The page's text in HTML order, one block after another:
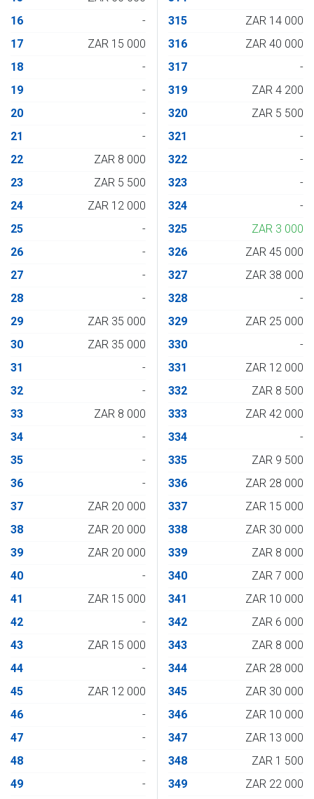
16
-
17
ZAR 15 000
18
-
19
-
20
-
21
-
22
ZAR 8 000
23
ZAR 5 500
24
ZAR 12 000
25
-
26
-
27
-
28
-
29
ZAR 35 000
30
ZAR 35 000
31
-
32
-
33
ZAR 8 000
34
-
35
-
36
-
37
ZAR 20 000
38
ZAR 20 000
39
ZAR 20 000
40
-
41
ZAR 15 000
42
-
43
ZAR 15 000
44
-
45
ZAR 12 000
46
-
47
-
48
-
49
-
315
ZAR 14 000
316
ZAR 40 000
317
-
319
ZAR 4 200
320
ZAR 5 500
321
-
322
-
323
-
324
-
325
ZAR 3 000
326
ZAR 45 000
327
ZAR 38 000
328
-
329
ZAR 25 000
330
-
331
ZAR 12 000
332
ZAR 8 500
333
ZAR 42 000
334
-
335
ZAR 9 500
336
ZAR 28 000
337
ZAR 15 000
338
ZAR 30 000
339
ZAR 8 000
340
ZAR 7 000
341
ZAR 10 000
342
ZAR 6 000
343
ZAR 8 000
344
ZAR 28 000
345
ZAR 30 000
346
ZAR 10 000
347
ZAR 13 000
348
ZAR 1 500
349
ZAR 22 000